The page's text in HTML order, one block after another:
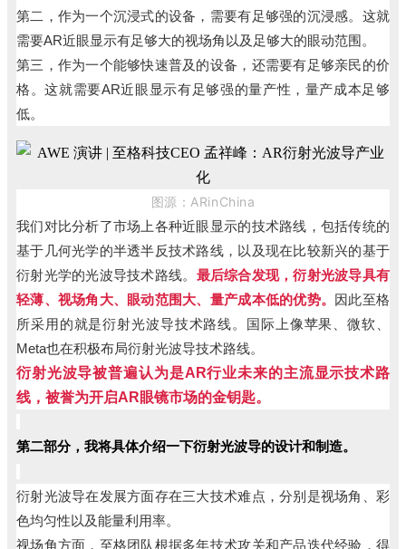
第二，作为一个沉浸式的设备，需要有足够强的沉浸感。这就
需要AR近眼显示有足够大的视场角以及足够大的眼动范围。
第三，作为一个能够快速普及的设备，还需要有足够亲民的价
格。这就需要AR近眼显示有足够强的量产性，量产成本足够
低。
图源：ARinChina
我们对比分析了市场上各种近眼显示的技术路线，包括传统的
基于几何光学的半透半反技术路线，以及现在比较新兴的基于
衍射光学的光波导技术路线。 最后综合发现，衍射光波导具有
轻薄、视场角大、眼动范围大、量产成本低的优势。 因此至格
所采用的就是衍射光波导技术路线。国际上像苹果、微软、
Meta也在积极布局衍射光波导技术路线。
衍射光波导被普遍认为是AR行业未来的主流显示技术路
线，被誉为开启AR眼镜市场的金钥匙。
第二部分，我将具体介绍一下衍射光波导的设计和制造。
衍射光波导在发展方面存在三大技术难点，分别是视场角、彩
色均匀性以及能量利用率。
视场角方面，至格团队根据多年技术攻关和产品迭代经验，得